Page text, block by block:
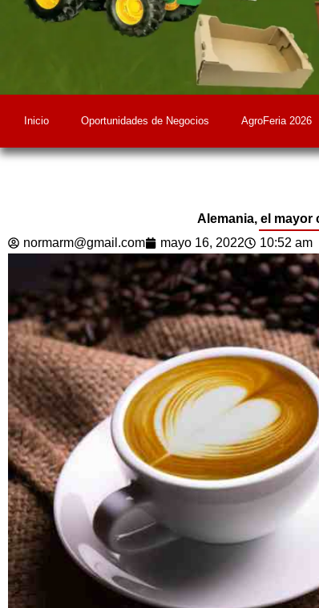
Inicio Oportunidades de Negocios AgroFeria 2026
Alemania, el mayor
normarm@gmail.com
mayo 16, 2022 10:52 am